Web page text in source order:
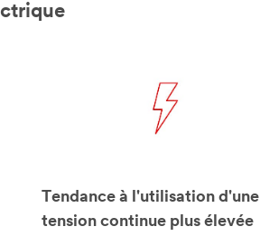
Tendance à l'utilisation d'une
tension continue plus élevée